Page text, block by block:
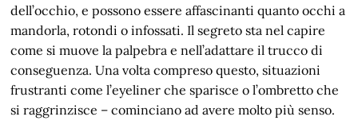
dell’occhio, e possono essere affascinanti quanto occhi a
mandorla, rotondi o infossati. Il segreto sta nel capire
come si muove la palpebra e nell’adattare il trucco di
conseguenza. Una volta compreso questo, situazioni
frustranti come l’eyeliner che sparisce o l’ombretto che
si raggrinzisce – cominciano ad avere molto più senso.